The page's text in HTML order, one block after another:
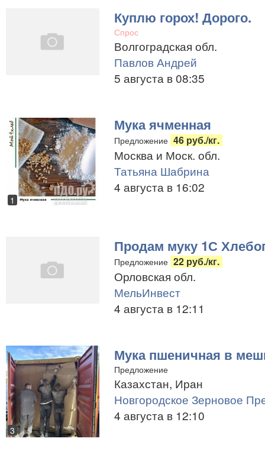
Куплю горох! Дорого.
Спрос
Волгоградская обл.
Павлов Андрей
5 августа в 08:35
1
Мука ячменная
Предложение 46 руб./кг.
Москва и Моск. обл.
Татьяна Шабрина
4 августа в 16:02
Продам муку 1С
Предложение 22 руб./кг.
Орловская обл.
МельИнвест
4 августа в 12:11
3
Мука пшеничная в
Предложение
Казахстан, Иран
Новгородское Зерновое
4 августа в 12:10